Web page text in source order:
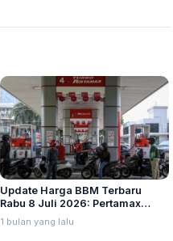
Update Harga BBM Terbaru
Rabu 8 Juli 2026: Pertamax
Turbo, Dexlite, dan Pertamina
Dex Turun
1 bulan yang lalu